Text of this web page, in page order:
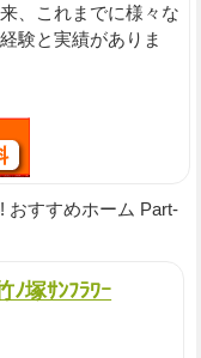
、これまでに様々な
験と実績がありま
おすすめホーム Part-
ﾉ塚ｻﾝﾌﾗﾜｰ